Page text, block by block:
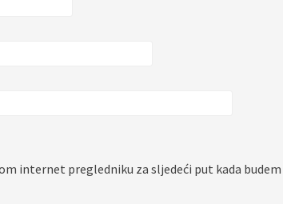
internet pregledniku za sljedeći put kada budem